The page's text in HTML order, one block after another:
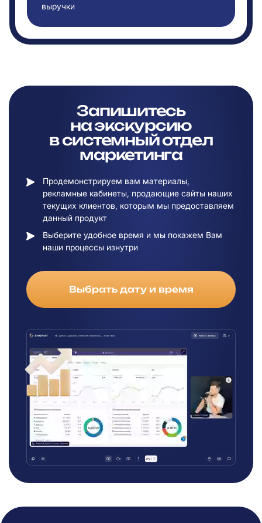
выручки
Запишитесь
наэкскурсию
всистемный отдел
маркетинга
Продемонстрируем вам материалы,
рекламные кабинеты, продающие сайты наших
текущих клиентов, которым мы предоставляем
данный продукт
Выберите удобное время и мы покажем Вам
наши процессы изнутри
Выбрать дату и время